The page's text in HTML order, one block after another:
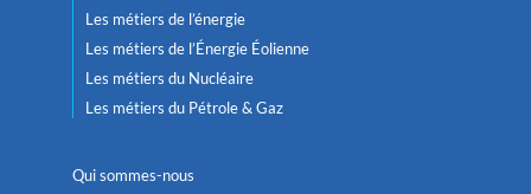
Les métiers de l’énergie
Les métiers de l’Énergie Éolienne
Les métiers du Nucléaire
Les métiers du Pétrole & Gaz
Qui sommes-nous